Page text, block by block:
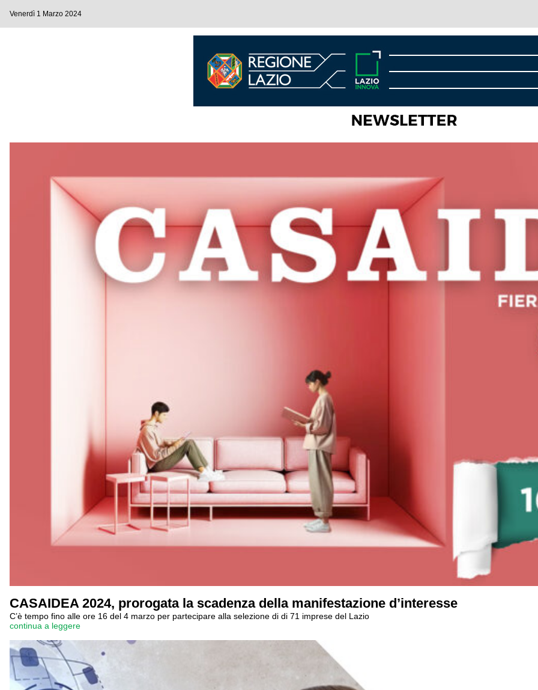
Venerdì 1 Marzo 2024
CASAIDEA 2024, prorogata la scadenza della manifestazione d’interesse
C’è tempo fino alle ore 16 del 4 marzo per partecipare alla selezione di di 71 imprese del Lazio
continua a leggere